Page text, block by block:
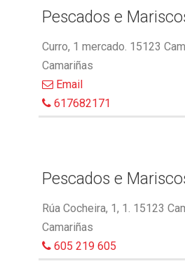
Pescados e
Curro, 1 mercado. 15123
Camariñas
Email
617682171
Pescados e
Rúa Cocheira, 1, 1. 15123
Camariñas
605 219 605